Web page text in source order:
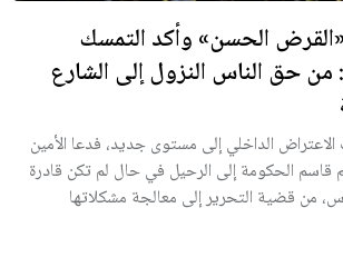
الحسن» وأكد التمسك
حق الناس النزول إلى الشارع
الداخلي إلى مستوى جديد، فدعا الأمين
قاسم الحكومة إلى الرحيل في حال لم تكن قادرة
من قضية التحرير إلى معالجة مشكلاتها